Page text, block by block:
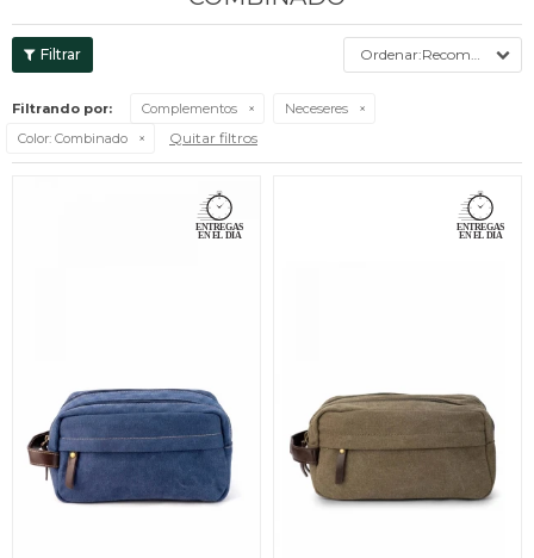
Recomendados
Filtrando por: Complementos
Neceseres
Color: Combinado Quitar filtros